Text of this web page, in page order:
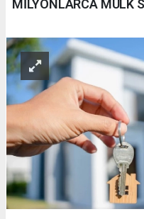
MİLYONLARCA MÜLK